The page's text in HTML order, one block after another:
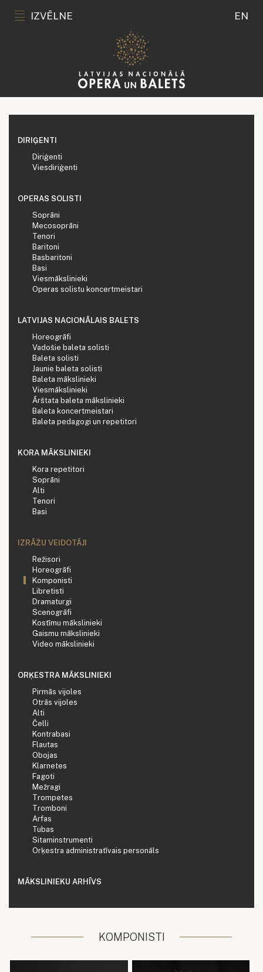
IZVĒLNE EN
DIRIĢENTI
Diriģenti
Viesdiriģenti
OPERAS SOLISTI
Soprāni
Mecosoprāni
Tenori
Baritoni
Basbaritoni
Basi
Viesmākslinieki
Operas solistu koncertmeistari
LATVIJAS NACIONĀLAIS BALETS
Horeogrāfi
Vadošie baleta solisti
Baleta solisti
Jaunie baleta solisti
Baleta mākslinieki
Viesmākslinieki
Ārštata baleta mākslinieki
Baleta koncertmeistari
Baleta pedagogi un repetitori
KORA MĀKSLINIEKI
Kora repetitori
Soprāni
Alti
Tenori
Basi
IZRĀŽU VEIDOTĀJI
Režisori
Horeogrāfi
Komponisti
Libretisti
Dramaturgi
Scenogrāfi
Kostīmu mākslinieki
Gaismu mākslinieki
Video mākslinieki
ORĶESTRA MĀKSLINIEKI
Pirmās vijoles
Otrās vijoles
Alti
Čelli
Kontrabasi
Flautas
Obojas
Klarnetes
Fagoti
Mežragi
Trompetes
Tromboni
Arfas
Tubas
Sitaminstrumenti
Orķestra administratīvais personāls
MĀKSLINIEKU ARHĪVS
KOMPONISTI